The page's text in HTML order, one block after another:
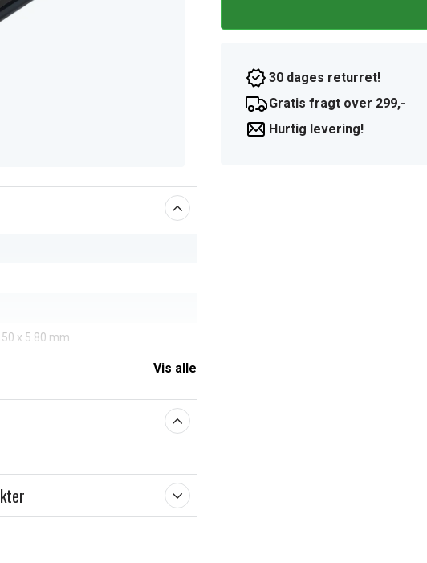
x 5.80 mm
Vis alle
30 dages returret!
Gratis fragt over 299,-
Hurtig levering!